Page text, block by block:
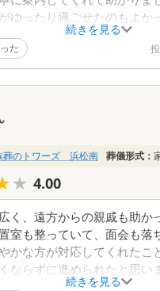
続きを見る
ゆったり過ごせたのもよか
た
続きを見る
葬のトワーズ 浜松南 葬儀形式：
4.00
く、遠方からの親戚も助か
室も整っていて、面会も落
かな方が対応してくれたこ
ならずに進められたと思い